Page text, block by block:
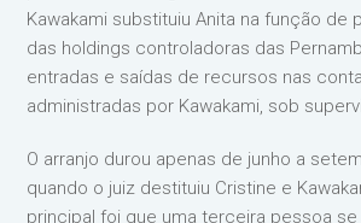
Kawakami substituiu Anita na função de
das holdings controladoras das
entradas e saídas de recursos nas
administradas por Kawakami, sob
O arranjo durou apenas de junho a
quando o juiz destituiu Cristine e
principal foi que uma terceira pessoa